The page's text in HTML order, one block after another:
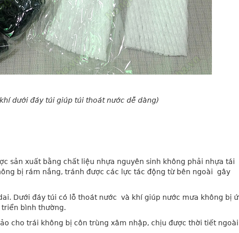
dưới đáy túi giúp túi thoát nước dễ dàng)
sản xuất bằng chất liệu nhựa nguyên sinh không phải nhựa tái
bị rám nắng, tránh được các lực tác động từ bên ngoài gây
Dưới đáy túi có lỗ thoát nước và khí giúp nước mưa không bị ứ
bình thường.
cho trái không bị côn trùng xâm nhập, chịu được thời tiết ngoài